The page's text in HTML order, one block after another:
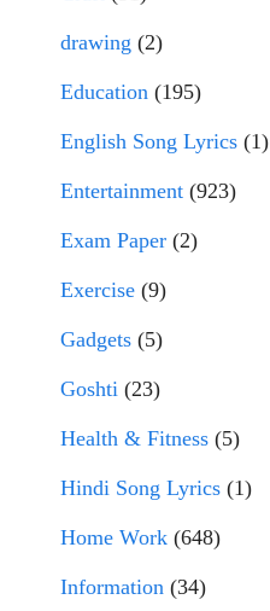
drawing (2)
Education (195)
English Song Lyrics (1)
Entertainment (923)
Exam Paper (2)
Exercise (9)
Gadgets (5)
Goshti (23)
Health & Fitness (5)
Hindi Song Lyrics (1)
Home Work (648)
Information (34)